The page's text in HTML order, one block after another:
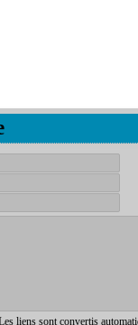
liens sont convertis